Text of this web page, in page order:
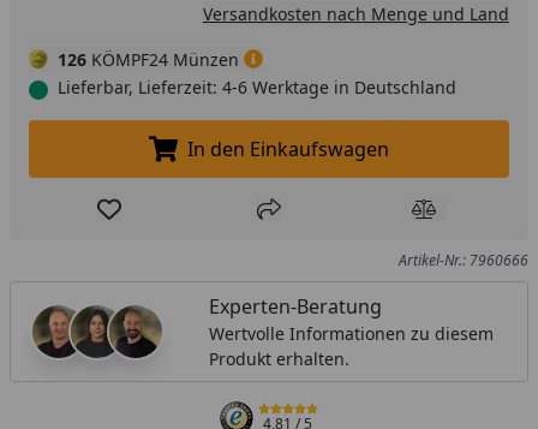
Versandkosten nach Menge und Land
126 KÖMPF24 Münzen
Lieferbar, Lieferzeit: 4-6 Werktage in Deutschland
In den Einkaufswagen legen
In den Einkaufswagen
Produkt zur Wunschliste hinzufügen
Teilen Produkt
Artikel-Nr.: 7960666
Experten-Beratung
Wertvolle Informationen zu diesem
Produkt erhalten.
4,81/ 5